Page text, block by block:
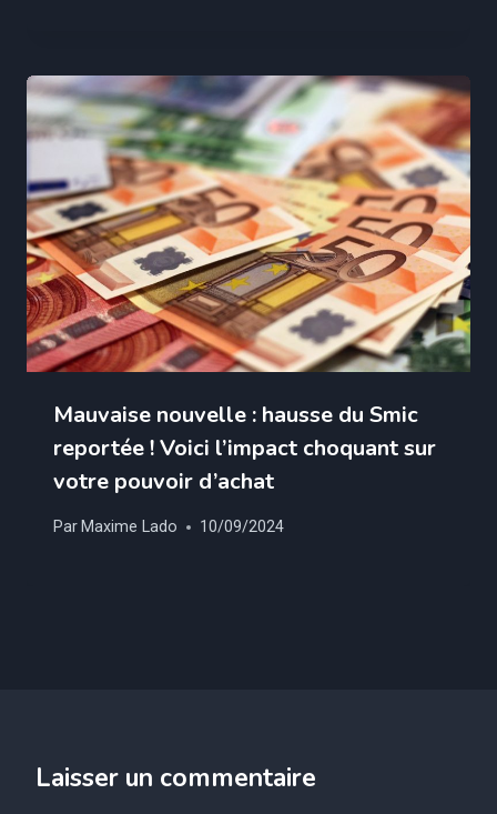
Mauvaise nouvelle : hausse du Smic
reportée ! Voici l’impact choquant sur
votre pouvoir d’achat
ParMaxime Lado 10/09/2024
Laisser un commentaire